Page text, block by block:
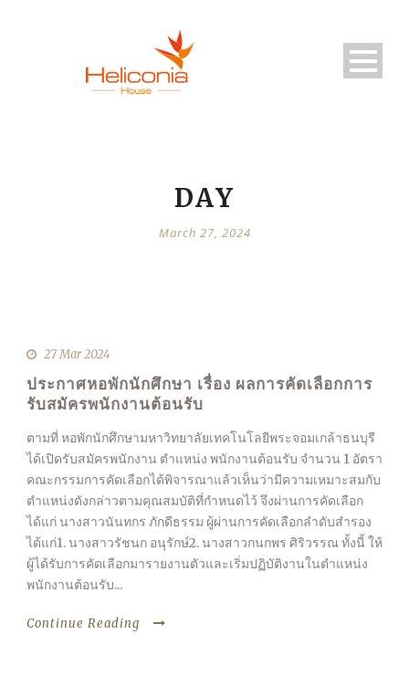
DAY
March 27, 2024
27 Mar 2024
ประกาศหอพักนักศึกษา เรื่อง ผลการคัดเลือกการ
รับสมัครพนักงานต้อนรับ
ตามที่ หอพักนักศึกษามหาวิทยาลัยเทคโนโลยีพระจอมเกล้าธนบุรี
ได้เปิดรับสมัครพนักงาน ตำแหน่ง พนักงานต้อนรับ จำนวน 1 อัตรา
คณะกรรมการคัดเลือกได้พิจารณาแล้วเห็นว่ามีความเหมาะสมกับ
ตำแหน่งดังกล่าวตามคุณสมบัติที่กำหนดไว้ จึงผ่านการคัดเลือก
ได้แก่ นางสาวนันทกร ภักดีธรรม ผู้ผ่านการคัดเลือกลำดับสำรอง
ได้แก่1. นางสาวรัชนก อนุรักษ์2. นางสาวกนกพร ศิริวรรณ ทั้งนี้ ให้
ผู้ได้รับการคัดเลือกมารายงานตัวและเริ่มปฏิบัติงานในตำแหน่ง
พนักงานต้อนรับ...
Continue Reading